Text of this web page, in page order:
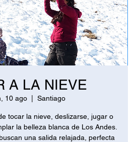
A LA NIEVE
10 ago Santiago
tocar la nieve, deslizarse, jugar o
la belleza blanca de Los Andes.
una salida relajada, perfecta